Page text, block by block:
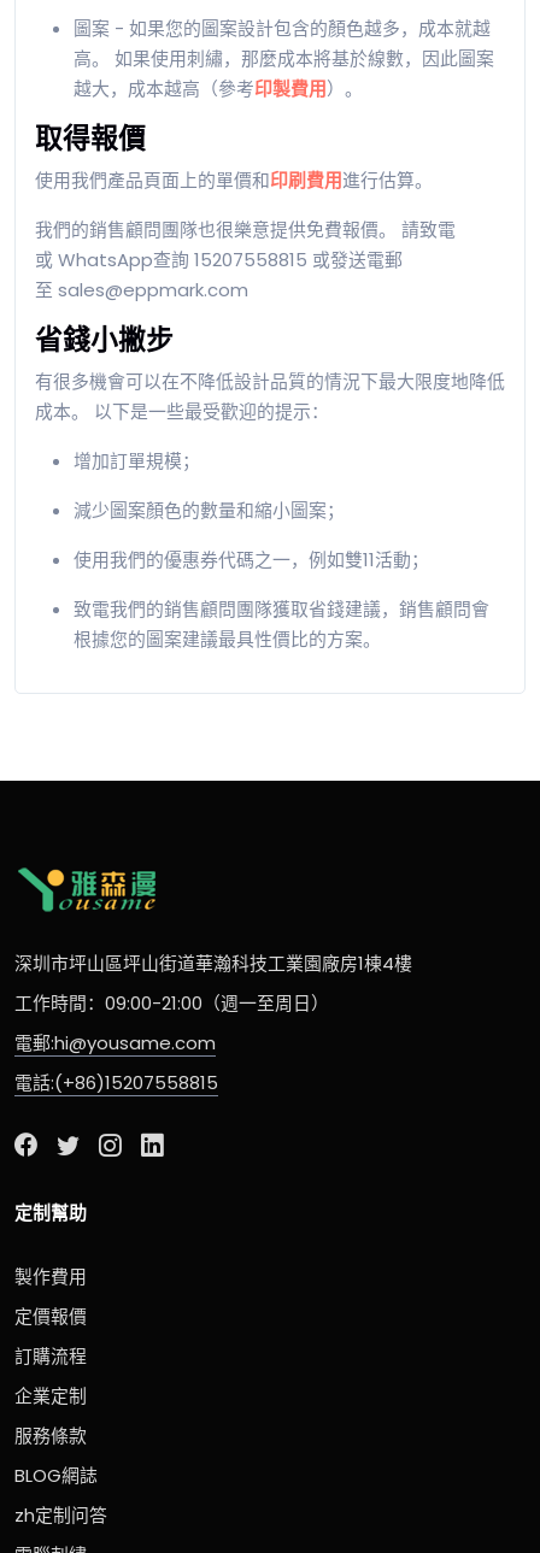
圖案 - 如果您的圖案設計包含的顏色越多，成本就越
高。 如果使用刺繡，那麼成本將基於線數，因此圖案
越大，成本越高 （參考印製費用） 。
取得報價
使用我們產品頁面上的單價和印刷費用進行估算。
我們的銷售顧問團隊也很樂意提供免費報價。 請致電
或 WhatsApp查詢 15207558815 或發送電郵
至 sales@eppmark.com
省錢小撇步
有很多機會可以在不降低設計品質的情況下最大限度地降低
成本。 以下是一些最受歡迎的提示：
增加訂單規模；
減少圖案顏色的數量和縮小圖案；
使用我們的優惠券代碼之一，例如雙11活動；
致電我們的銷售顧問團隊獲取省錢建議， 銷售顧問會
根據您的圖案建議最具性價比的方案。
深圳市坪山區坪山街道華瀚科技工業園廠房1棟4樓
工作時間：09:00-21:00（週一至周日）
電郵:hi@yousame.com
電話:(+86)15207558815
定制幫助
製作費用
定價報價
訂購流程
企業定制
服務條款
BLOG網誌
zh定制问答